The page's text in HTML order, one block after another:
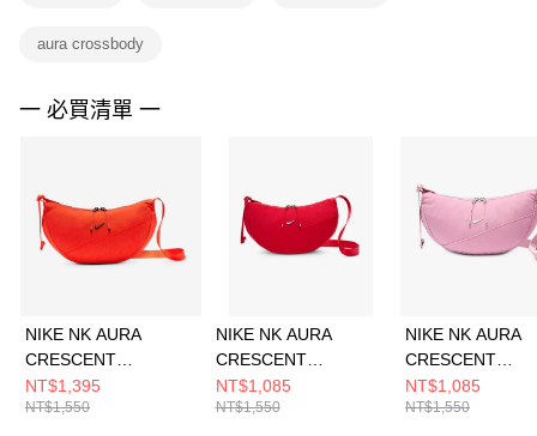
３．未成年的使用者請事先徵得法定代理人或監護人之同意方可使用
４．使用「AFTEE先享後付」時，將依據個別帳號之用戶狀況，依本公司即
恩沛科技股份有限公司將有權停止該用戶之使用額度並採取法律行動。
aura crossbody
一 必買清單 一
NIKE NK AURA
CRESCENT
CROSSBODY 男女 側
背包 HQ4370633
NT$1,395
NT$1,550
NIKE NK AURA
CRESCENT
CROSSBODY 側背包
HQ4370657
NT$1,085
NT$1,550
NIKE NK AURA
CRESCENT
CROSSBODY 側
HQ4370699
NT$1,085
NT$1,550